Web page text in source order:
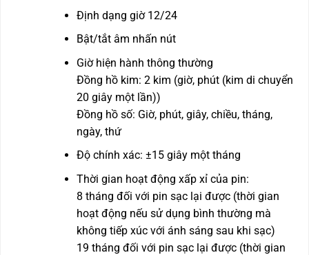
Định dạng giờ 12/24
Bật/tắt âm nhấn nút
Giờ hiện hành thông thường
Đồng hồ kim: 2 kim (giờ, phút (kim di chuyển
20 giây một lần))
Đồng hồ số: Giờ, phút, giây, chiều, tháng,
ngày, thứ
Độ chính xác: ±15 giây một tháng
Thời gian hoạt động xấp xỉ của pin:
8 tháng đối với pin sạc lại được (thời gian
hoạt động nếu sử dụng bình thường mà
không tiếp xúc với ánh sáng sau khi sạc)
19 tháng đối với pin sạc lại được (thời gian